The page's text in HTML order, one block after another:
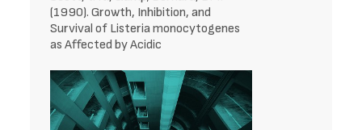
(1990). Growth, Inhibition, and
Survival of Listeria monocytogenes
as Affected by Acidic